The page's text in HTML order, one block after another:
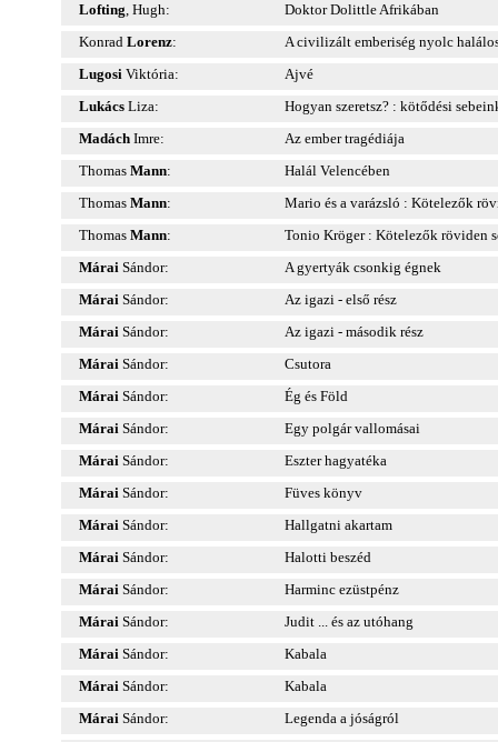
Lofting, Hugh:
Doktor Dolittle Afrikában
Konrad Lorenz:
A civilizált emberiség nyolc
Lugosi Viktória:
Ajvé
Lukács Liza:
Hogyan szeretsz? : kötődési
Madách Imre:
Az ember tragédiája
Thomas Mann:
Halál Velencében
Thomas Mann:
Mario és a varázsló : Kötelezők
Thomas Mann:
Tonio Kröger : Kötelezők röviden
Márai Sándor:
A gyertyák csonkig égnek
Márai Sándor:
Az igazi - első rész
Márai Sándor:
Az igazi - második rész
Márai Sándor:
Csutora
Márai Sándor:
Ég és Föld
Márai Sándor:
Egy polgár vallomásai
Márai Sándor:
Eszter hagyatéka
Márai Sándor:
Füves könyv
Márai Sándor:
Hallgatni akartam
Márai Sándor:
Halotti beszéd
Márai Sándor:
Harminc ezüstpénz
Márai Sándor:
Judit ... és az utóhang
Márai Sándor:
Kabala
Márai Sándor:
Kabala
Márai Sándor:
Legenda a jóságról